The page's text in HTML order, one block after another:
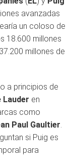
avanzadas
un coloso de
18.600 millones
millones de
a principios de
Lauder en
como
Paul Gaultier.
si Puig es
para